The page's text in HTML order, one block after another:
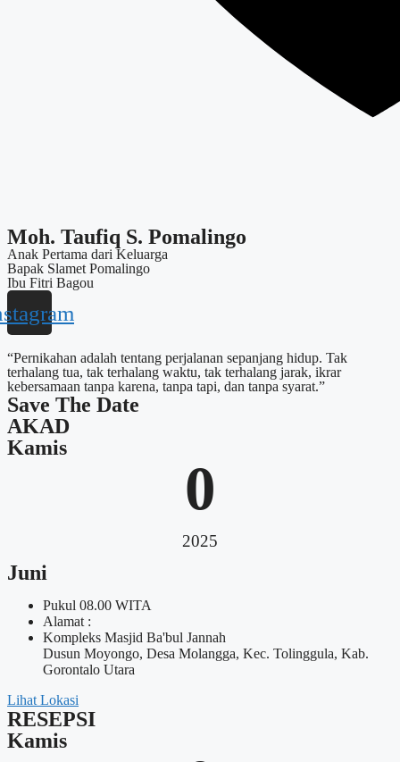
Moh. Taufiq S. Pomalingo
Anak Pertama dari Keluarga
Bapak Slamet Pomalingo
Ibu Fitri Bagou
“Pernikahan adalah tentang perjalanan sepanjang hidup. Tak
terhalang tua, tak terhalang waktu, tak terhalang jarak, ikrar
kebersamaan tanpa karena, tanpa tapi, dan tanpa syarat.”
Save The Date
AKAD
Kamis
2025
0
Juni
Pukul 08.00 WITA
Alamat :
Kompleks Masjid Ba'bul Jannah
Dusun Moyongo, Desa Molangga, Kec. Tolinggula, Kab.
Gorontalo Utara
Lihat Lokasi
RESEPSI
Kamis